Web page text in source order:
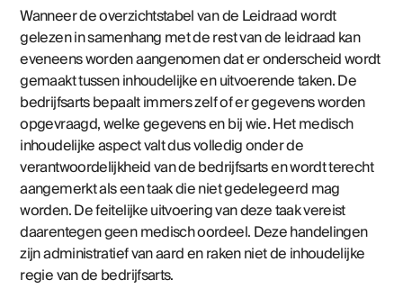
Wanneer de overzichtstabel van de Leidraad wordt
gelezen in samenhang met de rest van de leidraad kan
eveneens worden aangenomen dat er onderscheid wordt
gemaakt tussen inhoudelijke en uitvoerende taken. De
bedrijfsarts bepaalt immers zelf of er gegevens worden
opgevraagd, welke gegevens en bij wie. Het medisch
inhoudelijke aspect valt dus volledig onder de
verantwoordelijkheid van de bedrijfsarts en wordt terecht
aangemerkt als een taak die niet gedelegeerd mag
worden. De feitelijke uitvoering van deze taak vereist
daarentegen geen medisch oordeel. Deze handelingen
zijn administratief van aard en raken niet de inhoudelijke
regie van de bedrijfsarts.